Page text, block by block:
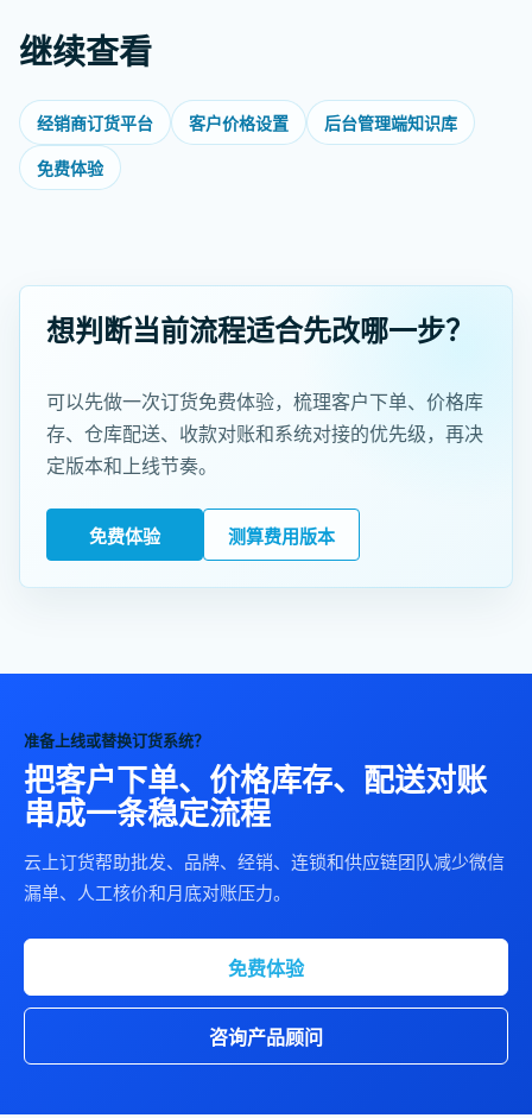
继续查看
经销商订货平台 客户价格设置
后台管理端知识库
免费体验
想判断当前流程适合先改哪一步？
可以先做一次订货免费体验，梳理客户下单、价格库
存、仓库配送、收款对账和系统对接的优先级，再决
定版本和上线节奏。
免费体验 测算费用版本
准备上线或替换订货系统？
把客户下单、价格库存、配送对账
串成一条稳定流程
云上订货帮助批发、品牌、经销、连锁和供应链团队减少微信
漏单、人工核价和月底对账压力。
免费体验
咨询产品顾问